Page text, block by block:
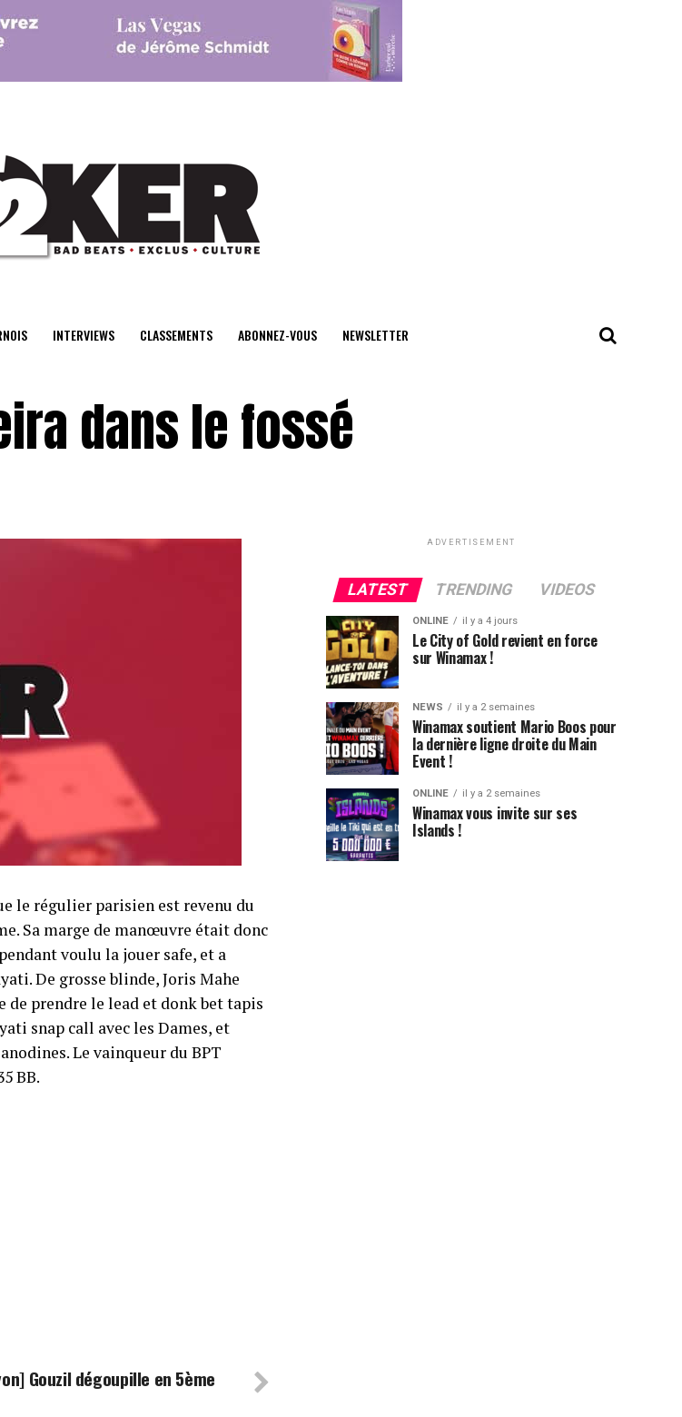
center>
INTERVIEWS CLASSEMENTS ABONNEZ-VOUS NEWSLETTER
dans le fossé
le régulier parisien est revenu du
Sa marge de manœuvre était donc
voulu la jouer safe, et a
De grosse blinde, Joris Mahe
de prendre le lead et donk bet tapis
snap call avec les Dames, et
Le vainqueur du BPT
BB.
Gouzil dégoupille en 5ème
ADVERTISEMENT
LATEST TRENDING VIDEOS
ONLINE il y a 4 jours
Le City of Gold revient en force
sur Winamax !
NEWS il y a 2 semaines
Winamax soutient Mario Boos pour
la dernière ligne droite du Main
Event !
ONLINE il y a 2 semaines
Winamax vous invite sur ses
Islands !